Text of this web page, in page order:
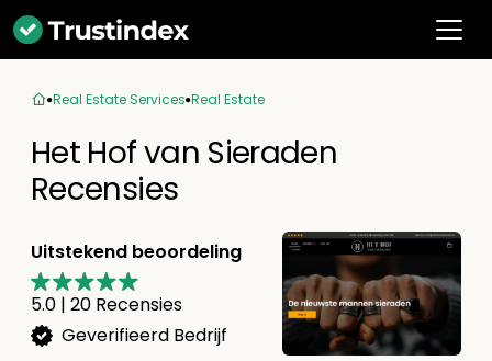
Real Estate Services Real Estate
Het Hof van Sieraden
Recensies
Uitstekend beoordeling
5.0 | 20 Recensies
Geverifieerd Bedrijf